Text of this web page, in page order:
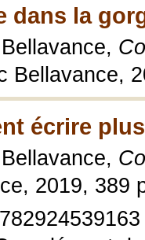
dans la
Bellavance,
écrire
2019, 389